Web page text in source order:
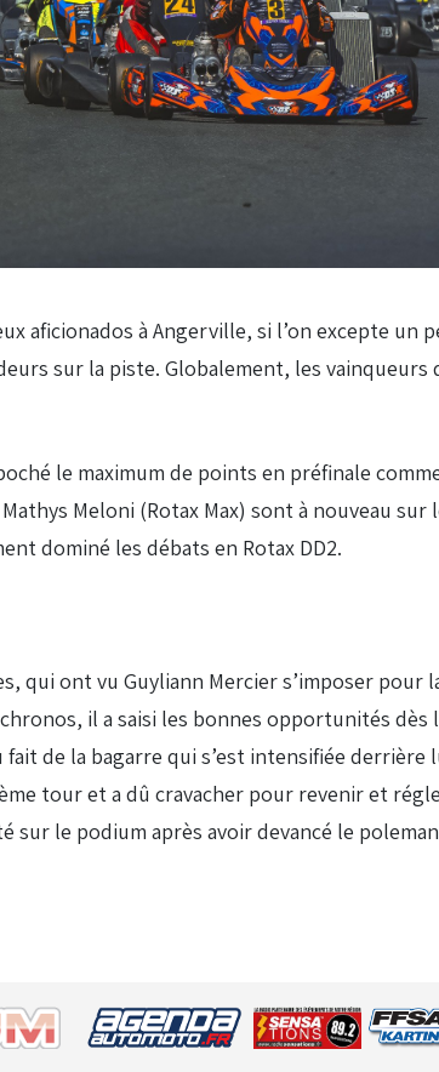
aficionados à Angerville, si l’on excepte un
sur la piste. Globalement, les vainqueurs
le maximum de points en préfinale
Meloni (Rotax Max) sont à nouveau sur
dominé les débats en Rotax DD2.
qui ont vu Guyliann Mercier s’imposer pour
il a saisi les bonnes opportunités
de la bagarre qui s’est intensifiée derrière
tour et a dû cravacher pour revenir et
sur le podium après avoir devancé le